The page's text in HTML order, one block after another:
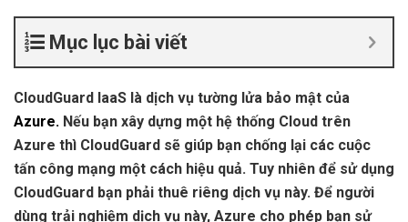
Mục lục bài viết
CloudGuard IaaS là dịch vụ tường lửa bảo mật của
Azure. Nếu bạn xây dựng một hệ thống Cloud trên
Azure thì CloudGuard sẽ giúp bạn chống lại các cuộc
tấn công mạng một cách hiệu quả. Tuy nhiên để sử dụng
CloudGuard bạn phải thuê riêng dịch vụ này. Để người
dùng trải nghiệm dịch vụ này, Azure cho phép bạn sử